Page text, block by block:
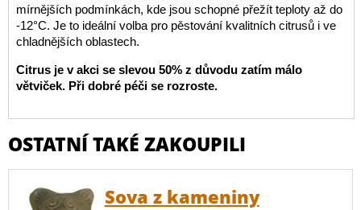
mírnějších podmínkách, kde jsou schopné přežít teploty až do
-12°C. Je to ideální volba pro pěstování kvalitních citrusů i ve
chladnějších oblastech.
Citrus je v akci se slevou 50% z důvodu zatím málo
větviček. Při dobré péči se rozroste.
OSTATNÍ TAKÉ ZAKOUPILI
Sova z kameniny